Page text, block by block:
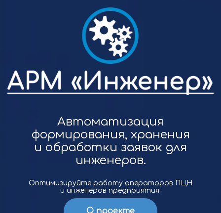
Автоматизация
формирования, хранения
и обработки заявок для
инженеров.
Оптимизируйте работу операторов ПЦН
и инженеров предприятия.
О проекте